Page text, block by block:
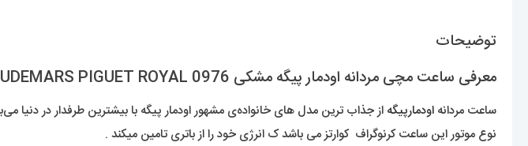
توضیحات
معرفی ساعت مچی مردانه اودمار پیگه مشکی AUDEMARS PIGUET ROYAL 0976
ساعت مردانه اودمارپیگه از جذاب ترین مدل های خانواده‌ی مشهور اودمار پیگه با بیشترین طرفدار در دنیا
نوع موتور این ساعت کرنوگراف کوارتز می باشد ک انرژی خود را از باتری تامین میکند .